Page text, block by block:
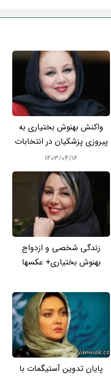
واکنش بهنوش بختیاری به
پیروزی پزشکیان در انتخابات
۱۴۰۳/۰۴/۱۶
زندگی شخصی و ازدواج
بهنوش بختیاری+ عکسها
پایان تدوین آستیگمات با